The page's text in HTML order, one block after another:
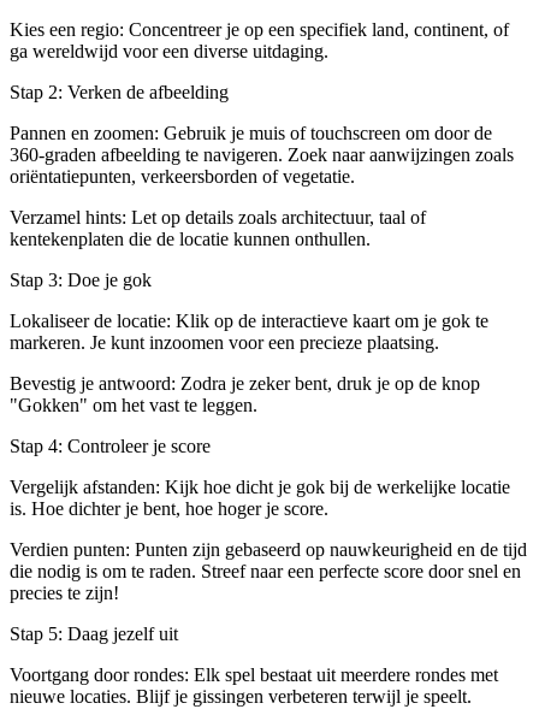
Kies een regio: Concentreer je op een specifiek land, continent, of
ga wereldwijd voor een diverse uitdaging.
Stap 2: Verken de afbeelding
Pannen en zoomen: Gebruik je muis of touchscreen om door de
360-graden afbeelding te navigeren. Zoek naar aanwijzingen zoals
oriëntatiepunten, verkeersborden of vegetatie.
Verzamel hints: Let op details zoals architectuur, taal of
kentekenplaten die de locatie kunnen onthullen.
Stap 3: Doe je gok
Lokaliseer de locatie: Klik op de interactieve kaart om je gok te
markeren. Je kunt inzoomen voor een precieze plaatsing.
Bevestig je antwoord: Zodra je zeker bent, druk je op de knop
"Gokken" om het vast te leggen.
Stap 4: Controleer je score
Vergelijk afstanden: Kijk hoe dicht je gok bij de werkelijke locatie
is. Hoe dichter je bent, hoe hoger je score.
Verdien punten: Punten zijn gebaseerd op nauwkeurigheid en de tijd
die nodig is om te raden. Streef naar een perfecte score door snel en
precies te zijn!
Stap 5: Daag jezelf uit
Voortgang door rondes: Elk spel bestaat uit meerdere rondes met
nieuwe locaties. Blijf je gissingen verbeteren terwijl je speelt.